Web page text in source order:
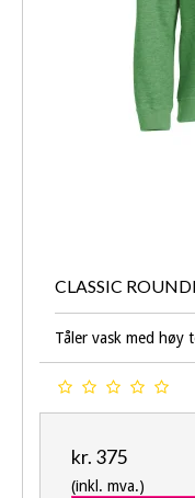
CLASSIC
Tåler vask med høy
kr. 375
(inkl. mva.)